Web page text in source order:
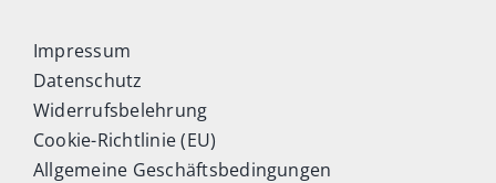
Impressum
Datenschutz
Widerrufsbelehrung
Cookie-Richtlinie (EU)
Allgemeine Geschäftsbedingungen